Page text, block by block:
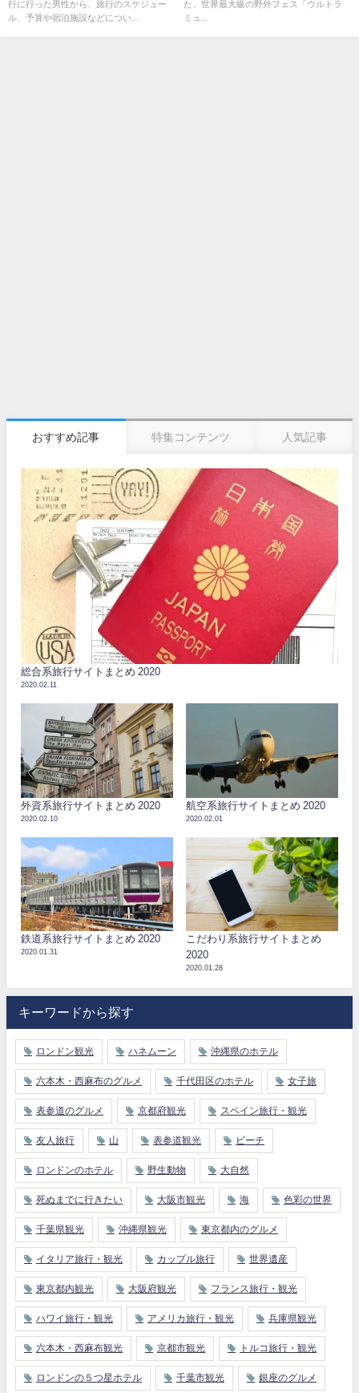
行に行った男性から、旅行のスケジュー
ル、予算や宿泊施設などについ...
た、世界最大級の野外フェス「ウルトラ
ミュ...
おすすめ記事 特集コンテンツ 人気記事
総合系旅行サイトまとめ 2020
2020.02.11
外資系旅行サイトまとめ 2020
2020.02.10
航空系旅行サイトまとめ 2020
2020.02.01
鉄道系旅行サイトまとめ 2020
2020.01.31
こだわり系旅行サイトまとめ
2020
2020.01.28
キーワードから探す
ロンドン観光 ハネムーン 沖縄県のホテル
六本木・西麻布のグルメ 千代田区のホテル 女子旅
表参道のグルメ 京都府観光 スペイン旅行・観光
友人旅行 山 表参道観光 ビーチ
ロンドンのホテル 野生動物 大自然
死ぬまでに行きたい 大阪市観光 海 色彩の世界
千葉県観光 沖縄県観光 東京都内のグルメ
イタリア旅行・観光 カップル旅行 世界遺産
東京都内観光 大阪府観光 フランス旅行・観光
ハワイ旅行・観光 アメリカ旅行・観光 兵庫県観光
六本木・西麻布観光 京都市観光 トルコ旅行・観光
ロンドンの５つ星ホテル 千葉市観光 銀座のグルメ